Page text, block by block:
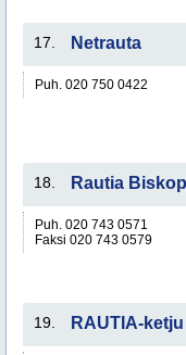
17. Netrauta
Puh. 020 750 0422
18. Rautia
Puh. 020 743 0571
Faksi 020 743 0579
19. RAUTIA-ketju